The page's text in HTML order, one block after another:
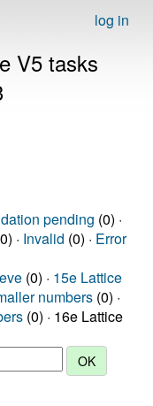
log in
V5 tasks
pending (0) ·
· Invalid (0) · Error
(0) · 15e Lattice
numbers (0) ·
(0) · 16e Lattice